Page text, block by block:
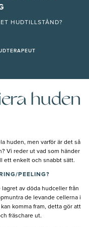
HUDTILLSTÅND?
huden
huden, men varför är det så
Vi reder ut vad som händer
ett enkelt och snabbt sätt.
PEELING?
av döda hudceller från
de levande cellerna i
komma fram, detta gör att
fräschare ut.